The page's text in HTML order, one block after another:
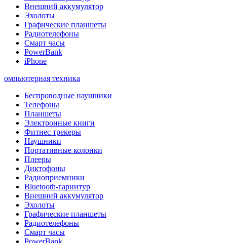
Внешний аккумулятор
Эхолоты
Графические планшеты
Радиотелефоны
Смарт часы
PowerBank
iPhone
омпьютерная техника
Беспроводные наушники
Телефоны
Планшеты
Электронные книги
Фитнес трекеры
Наушники
Портативные колонки
Плееры
Диктофоны
Радиоприемники
Bluetooth-гарнитур
Внешний аккумулятор
Эхолоты
Графические планшеты
Радиотелефоны
Смарт часы
PowerBank